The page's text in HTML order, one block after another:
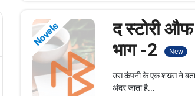
Novels
द स्टोरी
भाग -2
New
उस कंपनी के एक शख्स ने
अंदर जाता है...